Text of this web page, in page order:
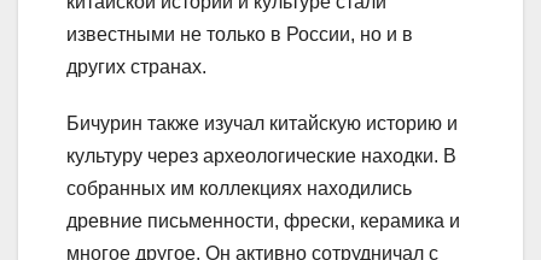
известными не только в России, но и в
других странах.
Бичурин также изучал китайскую историю и
культуру через археологические находки. В
собранных им коллекциях находились
древние письменности, фрески, керамика и
многое другое. Он активно сотрудничал с